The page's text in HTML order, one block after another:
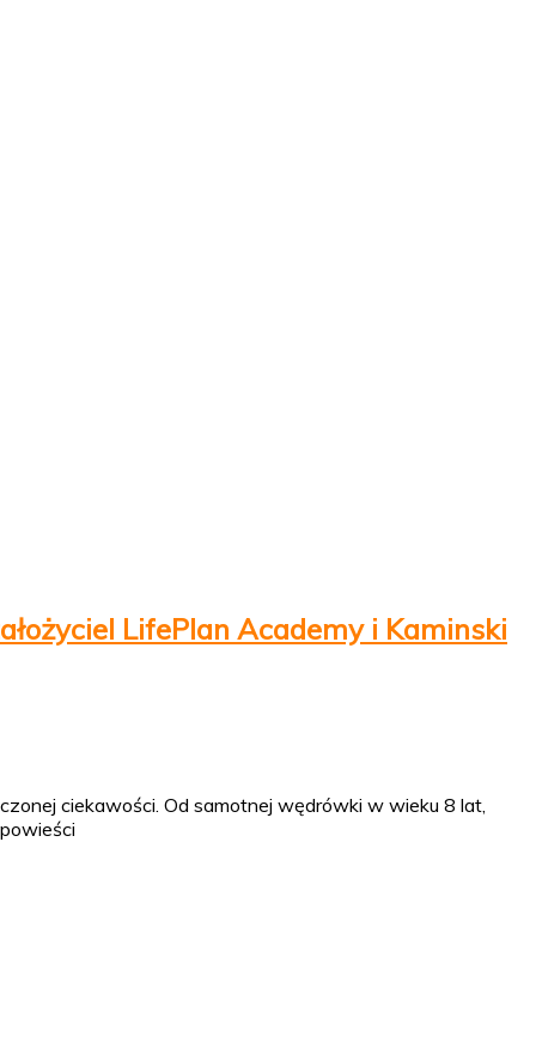
LifePlan Academy i Kaminski
ciekawości. Od samotnej wędrówki w wieku 8 lat,